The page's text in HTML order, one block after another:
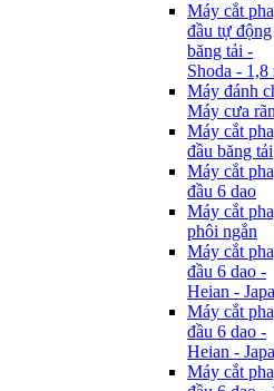
Máy cắt
đầu tự động
băng tải -
Shoda - 1,8
Máy đánh
Máy cưa
Máy cắt
đầu băng tải
Máy cắt
đầu 6 dao
Máy cắt
phôi ngắn
Máy cắt
đầu 6 dao -
Heian -
Máy cắt
đầu 6 dao -
Heian -
Máy cắt